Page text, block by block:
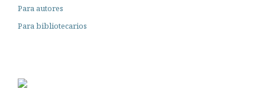
Para autores
Para bibliotecarios